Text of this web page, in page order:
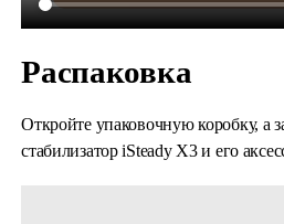
Распаковка
Откройте упаковочную коробку, а
стабилизатор iSteady X3 и его